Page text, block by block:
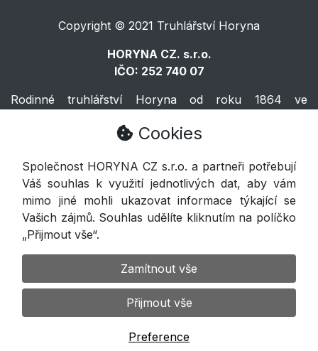
Copyright © 2021 Truhlářství Horyna
HORYNA CZ. s.r.o.
IČO: 252 740 07
Rodinné truhlářství Horyna od roku 1864 ve
Voleč 133, Lázně Bohdaneč 533 41
777 280 880
info@horyna.cz
Kollert Slavomír - E-shopy a webové stránky
Cookies
Společnost HORYNA CZ s.r.o. a partneři potřebují
Váš souhlas k využití jednotlivých dat, aby vám
mimo jiné mohli ukazovat informace týkající se
Vašich zájmů. Souhlas udělíte kliknutím na políčko
„Přijmout vše“.
Zamítnout vše
Přijmout vše
Preference